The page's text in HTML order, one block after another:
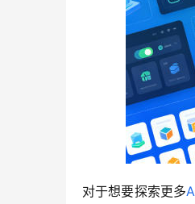
对于想要探索更多